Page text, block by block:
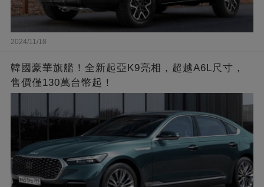
2024/11/18
韓國豪華旗艦！全新起亞K9亮相，超越A6L尺寸，
售價僅130萬台幣起！